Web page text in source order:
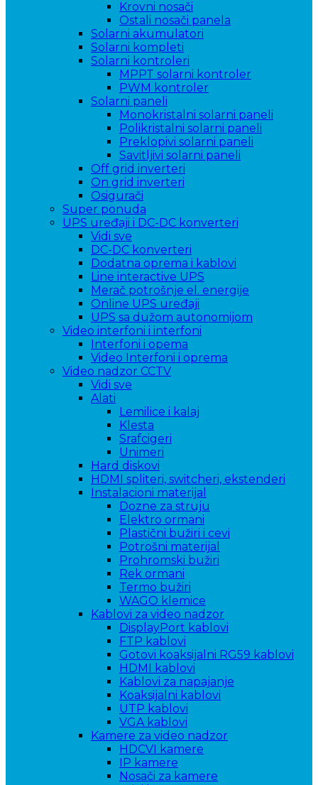
Krovni nosači
Ostali nosači panela
Solarni akumulatori
Solarni kompleti
Solarni kontroleri
MPPT solarni kontroler
PWM kontroler
Solarni paneli
Monokristalni solarni paneli
Polikristalni solarni paneli
Preklopivi solarni paneli
Savitljivi solarni paneli
Off grid inverteri
On grid inverteri
Osigurači
Super ponuda
UPS uređaji i DC-DC konverteri
Vidi sve
DC-DC konverteri
Dodatna oprema i kablovi
Line interactive UPS
Merač potrošnje el. energije
Online UPS uređaji
UPS sa dužom autonomijom
Video interfoni i interfoni
Interfoni i opema
Video Interfoni i oprema
Video nadzor CCTV
Vidi sve
Alati
Lemilice i kalaj
Klesta
Srafcigeri
Unimeri
Hard diskovi
HDMI spliteri, switcheri, ekstenderi
Instalacioni materijal
Dozne za struju
Elektro ormani
Plastični bužiri i cevi
Potrošni materijal
Prohromski bužiri
Rek ormani
Termo bužiri
WAGO klemice
Kablovi za video nadzor
DisplayPort kablovi
FTP kablovi
Gotovi koaksijalni RG59 kablovi
HDMI kablovi
Kablovi za napajanje
Koaksijalni kablovi
UTP kablovi
VGA kablovi
Kamere za video nadzor
HDCVI kamere
IP kamere
Nosači za kamere